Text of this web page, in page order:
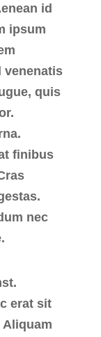
id
ipsum
venenatis
quis
finibus
nec
erat sit